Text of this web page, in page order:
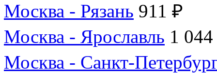
Москва - Рязань 911 ₽
Москва - Ярославль 1
Москва - Санкт-